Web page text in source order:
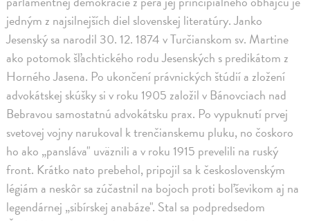
jedným z najsilnejších diel slovenskej literatúry. Janko
Jesenský sa narodil 30. 12. 1874 v Turčianskom sv. Martine
ako potomok šľachtického rodu Jesenských s predikátom z
Horného Jasena. Po ukončení právnických štúdií a zložení
advokátskej skúšky si v roku 1905 založil v Bánovciach nad
Bebravou samostatnú advokátsku prax. Po vypuknutí prvej
svetovej vojny narukoval k trenčianskemu pluku, no čoskoro
ho ako „pansláva" uväznili a v roku 1915 prevelili na ruský
front. Krátko nato prebehol, pripojil sa k československým
légiám a neskôr sa zúčastnil na bojoch proti boľševikom aj na
legendárnej „sibírskej anabáze". Stal sa podpredsedom